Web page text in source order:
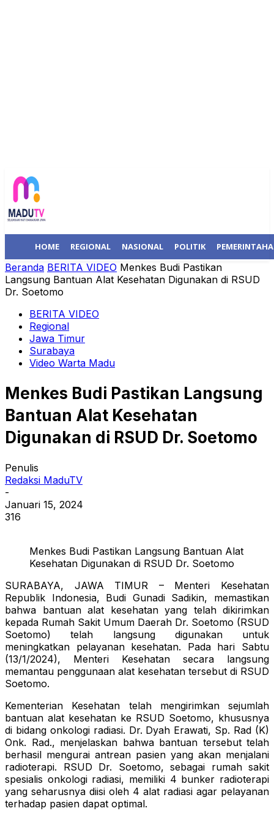
HOME REGIONAL NASIONAL POLITIK
Beranda BERITA VIDEO Menkes Budi Pastikan
Langsung Bantuan Alat Kesehatan Digunakan di RSUD
Dr. Soetomo
BERITA VIDEO
Regional
Jawa Timur
Surabaya
Video Warta Madu
Menkes Budi Pastikan Langsung
Bantuan Alat Kesehatan
Digunakan di RSUD Dr. Soetomo
Penulis
Redaksi MaduTV
-
Januari 15, 2024
316
Menkes Budi Pastikan Langsung Bantuan Alat
Kesehatan Digunakan di RSUD Dr. Soetomo
SURABAYA, JAWA TIMUR – Menteri Kesehatan
Republik Indonesia, Budi Gunadi Sadikin, memastikan
bahwa bantuan alat kesehatan yang telah dikirimkan
kepada Rumah Sakit Umum Daerah Dr. Soetomo (RSUD
Soetomo) telah langsung digunakan untuk
meningkatkan pelayanan kesehatan. Pada hari Sabtu
(13/1/2024), Menteri Kesehatan secara langsung
memantau penggunaan alat kesehatan tersebut di RSUD
Soetomo.
Kementerian Kesehatan telah mengirimkan sejumlah
bantuan alat kesehatan ke RSUD Soetomo, khususnya
di bidang onkologi radiasi. Dr. Dyah Erawati, Sp. Rad (K)
Onk. Rad., menjelaskan bahwa bantuan tersebut telah
berhasil mengurai antrean pasien yang akan menjalani
radioterapi. RSUD Dr. Soetomo, sebagai rumah sakit
spesialis onkologi radiasi, memiliki 4 bunker radioterapi
yang seharusnya diisi oleh 4 alat radiasi agar pelayanan
terhadap pasien dapat optimal.